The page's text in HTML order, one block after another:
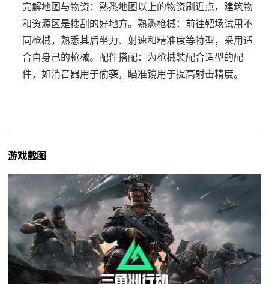
完解地图与物资 ：熟悉地图以上的物资刷近点，建筑物
和资源区是搜刮的好地方。 熟悉枪械：前往靶场试用不
同枪械，熟悉其后坐力、射速和精准度等特型，采用适
合自身己的枪械。 配件搭配：为枪械装配合适型的配
件，如消音器用于偷袭，瞄准镜用于提高射击精度。
游戏截图